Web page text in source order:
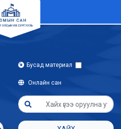
Бусад материал
Онлайн сан